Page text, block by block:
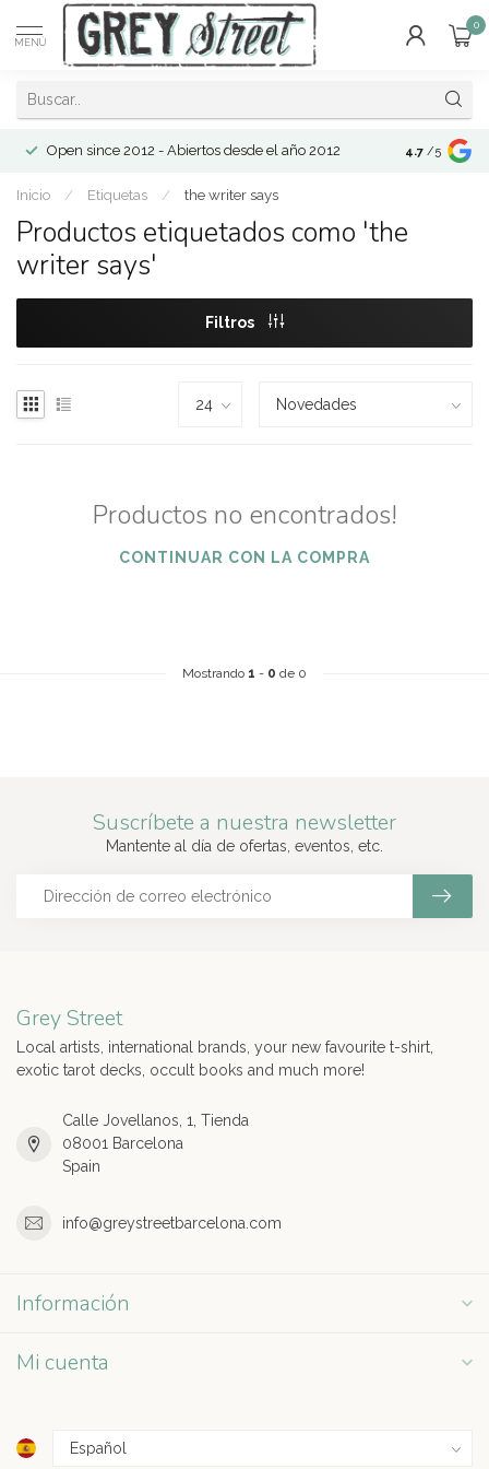
MENÚ
0
Open since 2012 - Abiertos desde el año 2012 4.7 /5
Inicio / Etiquetas / the writer says
Productos etiquetados como 'the
writer says'
Filtros
Productos no encontrados!
CONTINUAR CON LA COMPRA
Mostrando 1 - 0 de 0
Suscríbete a nuestra newsletter
Mantente al día de ofertas, eventos, etc.
Grey Street
Local artists, international brands, your new favourite t-shirt,
exotic tarot decks, occult books and much more!
Calle Jovellanos, 1, Tienda
08001 Barcelona
Spain
info@greystreetbarcelona.com
Información
Mi cuenta